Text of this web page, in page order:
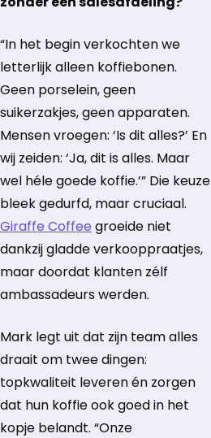
“In het begin verkochten we
letterlijk alleen koffiebonen.
Geen porselein, geen
suikerzakjes, geen apparaten.
Mensen vroegen: ‘Is dit alles?’ En
wij zeiden: ‘Ja, dit is alles. Maar
wel héle goede koffie.’” Die keuze
bleek gedurfd, maar cruciaal.
Giraffe Coffee groeide niet
dankzij gladde verkooppraatjes,
maar doordat klanten zélf
ambassadeurs werden.
Mark legt uit dat zijn team alles
draait om twee dingen:
topkwaliteit leveren én zorgen
dat hun koffie ook goed in het
kopje belandt. “Onze